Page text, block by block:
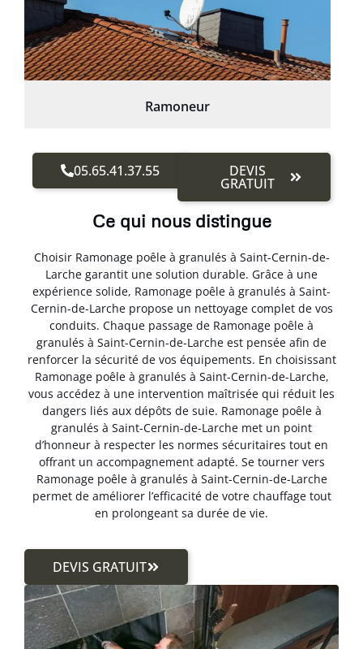
Ramoneur
05.65.41.37.55 DEVIS
GRATUIT
Ce qui nous distingue
Choisir Ramonage poêle à granulés à Saint-Cernin-de-
Larche garantit une solution durable. Grâce à une
expérience solide, Ramonage poêle à granulés à Saint-
Cernin-de-Larche propose un nettoyage complet de vos
conduits. Chaque passage de Ramonage poêle à
granulés à Saint-Cernin-de-Larche est pensée afin de
renforcer la sécurité de vos équipements. En choisissant
Ramonage poêle à granulés à Saint-Cernin-de-Larche,
vous accédez à une intervention maîtrisée qui réduit les
dangers liés aux dépôts de suie. Ramonage poêle à
granulés à Saint-Cernin-de-Larche met un point
d’honneur à respecter les normes sécuritaires tout en
offrant un accompagnement adapté. Se tourner vers
Ramonage poêle à granulés à Saint-Cernin-de-Larche
permet de améliorer l’efficacité de votre chauffage tout
en prolongeant sa durée de vie.
DEVIS GRATUIT